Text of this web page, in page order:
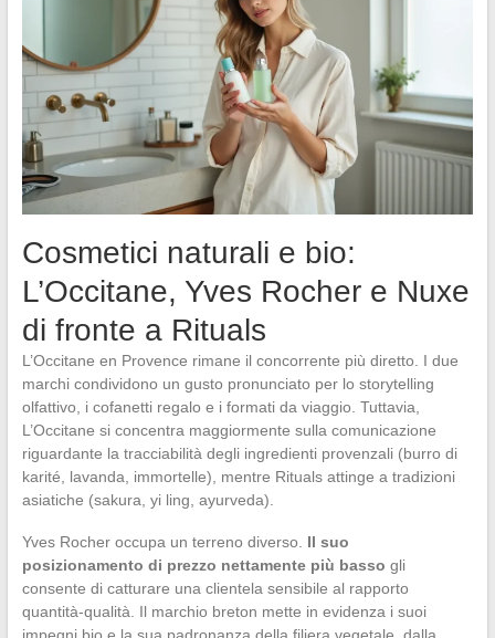
Cosmetici naturali e bio:
L’Occitane, Yves Rocher e Nuxe
di fronte a Rituals
L’Occitane en Provence rimane il concorrente più diretto. I due
marchi condividono un gusto pronunciato per lo storytelling
olfattivo, i cofanetti regalo e i formati da viaggio. Tuttavia,
L’Occitane si concentra maggiormente sulla comunicazione
riguardante la tracciabilità degli ingredienti provenzali (burro di
karité, lavanda, immortelle), mentre Rituals attinge a tradizioni
asiatiche (sakura, yi ling, ayurveda).
Yves Rocher occupa un terreno diverso. Il suo
posizionamento di prezzo nettamente più basso gli
consente di catturare una clientela sensibile al rapporto
quantità-qualità. Il marchio breton mette in evidenza i suoi